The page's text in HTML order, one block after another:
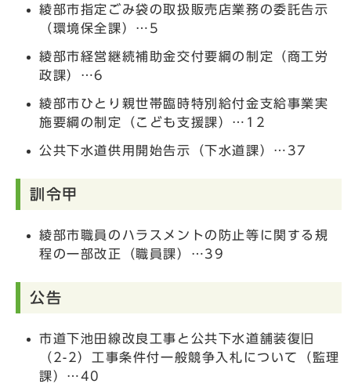
綾部市指定ごみ袋の取扱販売店業務の委託告示
（環境保全課）…5
綾部市経営継続補助金交付要綱の制定（商工労
政課）…6
綾部市ひとり親世帯臨時特別給付金支給事業実
施要綱の制定（こども支援課）…12
公共下水道供用開始告示（下水道課）…37
訓令甲
綾部市職員のハラスメントの防止等に関する規
程の一部改正（職員課）…39
公告
市道下池田線改良工事と公共下水道舗装復旧
（2-2）工事条件付一般競争入札について（監理
課）…40